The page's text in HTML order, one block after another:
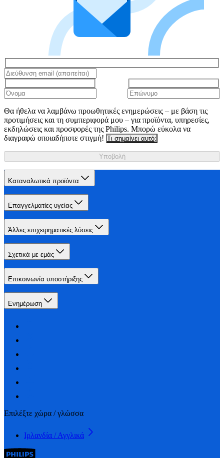
Θα ήθελα να λαμβάνω προωθητικές ενημερώσεις – με βάση τις
προτιμήσεις και τη συμπεριφορά μου – για προϊόντα, υπηρεσίες,
εκδηλώσεις και προσφορές της Philips. Μπορώ εύκολα να
διαγραφώ οποιαδήποτε στιγμή! Τι σημαίνει αυτό;
Υποβολή
Καταναλωτικά προϊόντα
Επαγγελματίες υγείας
Άλλες επιχειρηματικές λύσεις
Σχετικά με εμάς
Επικοινωνία υποστήριξης
Ενημέρωση
Επιλέξτε χώρα / γλώσσα
Ιρλανδία / Αγγλικά